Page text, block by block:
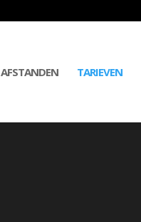
AFSTANDEN TARIEVEN